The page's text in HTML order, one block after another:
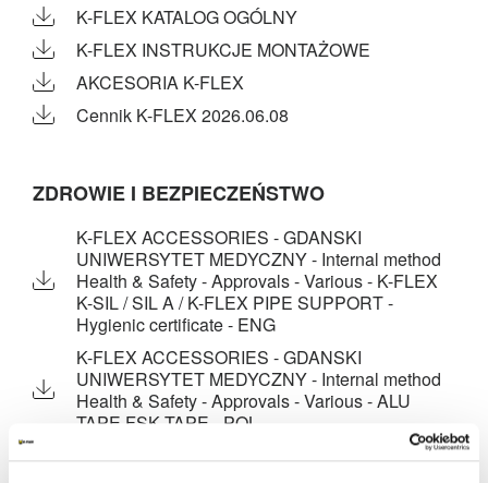
K-FLEX KATALOG OGÓLNY
K-FLEX INSTRUKCJE MONTAŻOWE
AKCESORIA K-FLEX
Cennik K-FLEX 2026.06.08
ZDROWIE I BEZPIECZEŃSTWO
K-FLEX ACCESSORIES - GDANSKI
UNIWERSYTET MEDYCZNY - Internal method
Health & Safety - Approvals - Various - K-FLEX
K-SIL / SIL A / K-FLEX PIPE SUPPORT -
Hygienic certificate - ENG
K-FLEX ACCESSORIES - GDANSKI
UNIWERSYTET MEDYCZNY - Internal method
Health & Safety - Approvals - Various - ALU
TAPE FSK TAPE - POL
K-FLEX ACCESSORIES - GDANSKI